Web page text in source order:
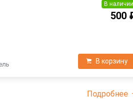
В наличии
500
В корзину
Подробнее